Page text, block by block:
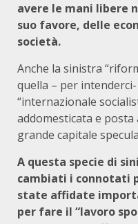
avere le mani libere
suo favore, delle
società.
Anche la sinistra
quella – per
“internazionale
addomesticata e posta
grande capitale
A questa specie di
cambiati i connotati
state affidate
per fare il “lavoro